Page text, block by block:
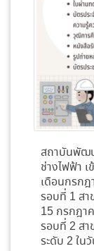
สถาบันพัฒ
ช่างไฟฟ้า
เดือนกรกฎ
รอบที่ 1 สา
15 กรกฎา
รอบที่ 2 สา
ระดับ 2 ใน